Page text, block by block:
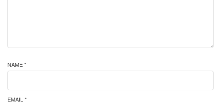
NAME *
EMAIL *